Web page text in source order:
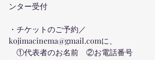
ンター受付
・チケットのご予約／
kojimacinema@gmail.comに、
①代表者のお名前　②お電話番号